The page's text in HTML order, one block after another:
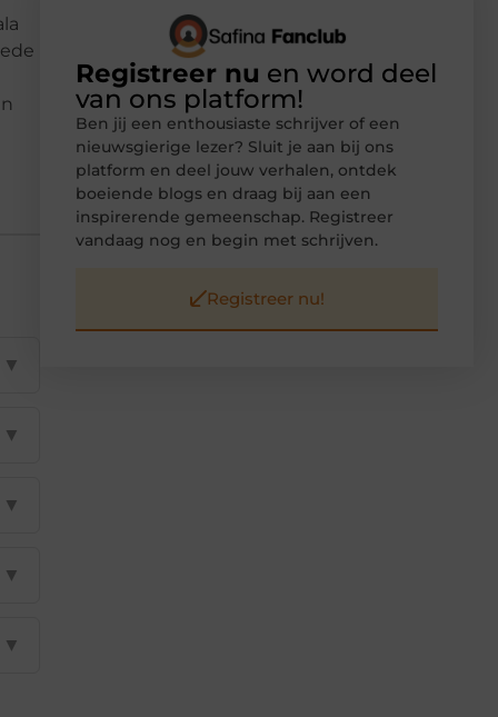
▼
▼
▼
▼
▼
Registreer nu en word deel
van ons platform!
Ben jij een enthousiaste schrijver of een
nieuwsgierige lezer? Sluit je aan bij ons
platform en deel jouw verhalen, ontdek
boeiende blogs en draag bij aan een
inspirerende gemeenschap. Registreer
vandaag nog en begin met schrijven.
Registreer nu!